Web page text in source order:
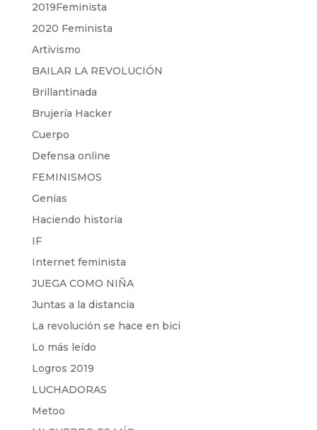
2019Feminista
2020 Feminista
Artivismo
BAILAR LA REVOLUCIÓN
Brillantinada
Brujería Hacker
Cuerpo
Defensa online
FEMINISMOS
Genias
Haciendo historia
IF
Internet feminista
JUEGA COMO NIÑA
Juntas a la distancia
La revolución se hace en bici
Lo más leído
Logros 2019
LUCHADORAS
Metoo